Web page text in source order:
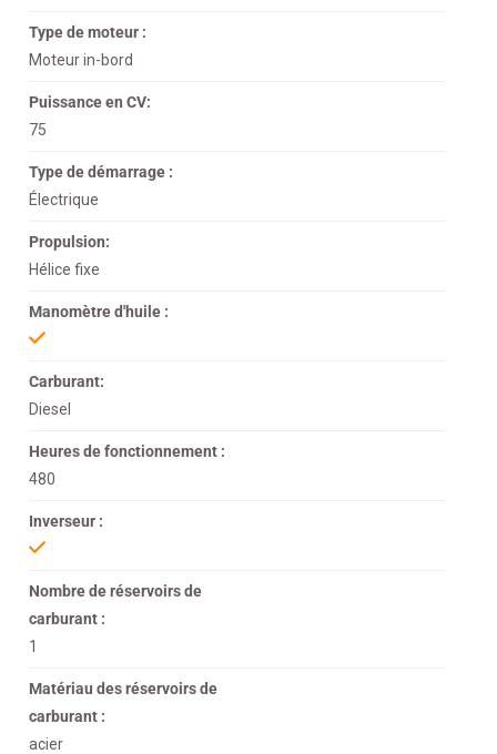
Type de moteur :
Moteur in-bord
Puissance en CV:
75
Type de démarrage :
Électrique
Propulsion:
Hélice fixe
Manomètre d'huile :
Carburant:
Diesel
Heures de fonctionnement :
480
Inverseur :
Nombre de réservoirs de
carburant :
1
Matériau des réservoirs de
carburant :
acier